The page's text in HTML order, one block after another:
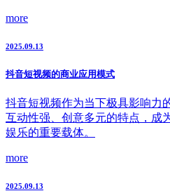
more
2025.09.13
抖音短视频的商业应用模式
抖音短视频作为当下极具影响力
互动性强、创意多元的特点，成
娱乐的重要载体。
more
2025.09.13